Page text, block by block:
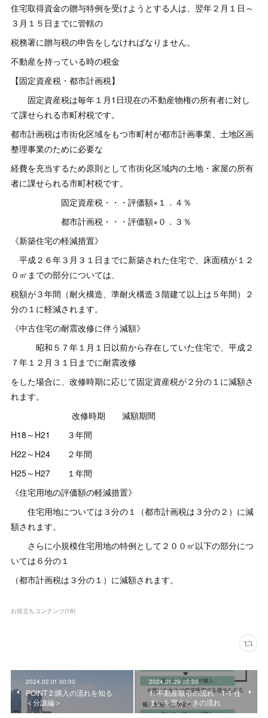
住宅取得資金の贈与特例を受けようとする人は、翌年２月１日～
３月１５日までに管轄の
税務署に贈与税の申告をしなければなりません。
不動産を持っている時の税金
【固定資産税・都市計画税】
固定資産税は毎年１月1日現在の不動産物権の所有者に対し
て課せられる市町村税です。
都市計画税は市街化区域をもつ市町村が都市計画事業、土地区画
整理事業のために必要な
経費を充当するため原則として市街化区域内の土地・家屋の所有
者に課せられる市町村税です。
固定資産税・・・評価額×１．４％
都市計画税・・・評価額×０．３％
《新築住宅の軽減措置》
平成２６年３月３１日までに新築された住宅で、床面積が１２
０㎡までの部分については、
税額が３年間（耐火構造、準耐火構造３階建て以上は５年間）２
分の１に軽減されます。
《中古住宅の耐震改修に伴う減額》
昭和５７年１月１日以前から存在していた住宅で、平成２
７年１２月３１日までに耐震改修
をした場合に、改修時期に応じて固定資産税が２分の１に減額さ
れます。
改修時期 減額期間
H18～H21 ３年間
H22～H24 ２年間
H25～H27 １年間
《住宅用地の評価額の軽減措置》
住宅用地については３分の１（都市計画税は３分の２）に減
額されます。
さらに小規模住宅用地の特例として２００㎡以下の部分につ
いては６分の１
（都市計画税は３分の１）に減額されます。
お役立ちコンテンツ(18)
2024.02.01 00:00
POINT 2:購入の流れを知る
＜分譲編＞
2024.01.29 00:00
1. 不動産取引の流れ 1-1 住
まいを買うときの流れ